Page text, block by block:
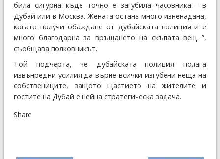
била сигурна къде точно е загубила часовника - в
Дубай или в Москва. Жената остана много изненадана,
когато получи обаждане от дубайската полиция и е
много благодарна за връщането на скъпата вещ ”,
съобщава полковникът.
Той подчерта, че дубайската полиция полага
извънредни усилия да върне всички изгубени неща на
собствениците, защото щастието на жителите и
гостите на Дубай е нейна стратегическа задача.
Share